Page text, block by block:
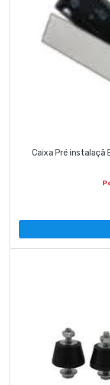
Caixa Pré instalaçã